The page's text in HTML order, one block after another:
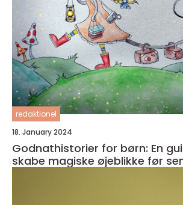
redaktionel
18. January 2024
Godnathistorier for børn: En
skabe magiske øjeblikke før